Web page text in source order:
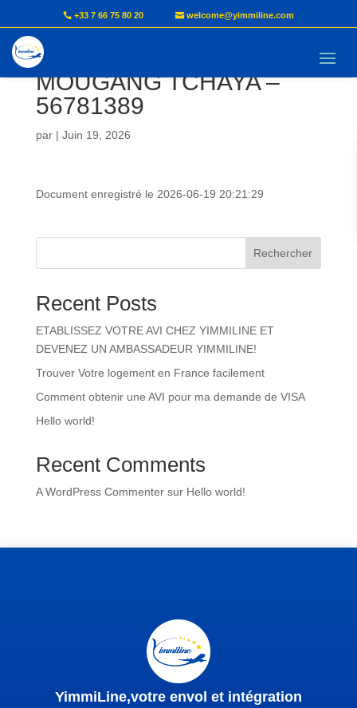
+33 7 66 75 80 20 welcome@yimmiline.com
Document AVI –
MOUGANG TCHAYA –
56781389
par | Juin 19, 2026
Document enregistré le 2026-06-19 20:21:29
Rechercher
Recent Posts
ETABLISSEZ VOTRE AVI CHEZ YIMMILINE ET
DEVENEZ UN AMBASSADEUR YIMMILINE!
Trouver Votre logement en France facilement
Comment obtenir une AVI pour ma demande de VISA
Hello world!
Recent Comments
A WordPress Commentersur Hello world!
YimmiLine,votre envol et intégration